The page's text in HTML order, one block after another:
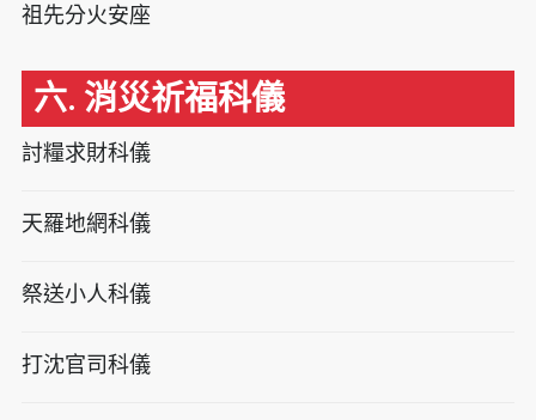
祖先分火安座
六. 消災祈福科儀
討糧求財科儀
天羅地網科儀
祭送小人科儀
打沈官司科儀